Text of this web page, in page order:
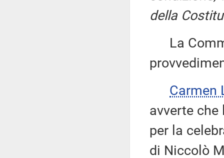
della
La
Carmen
avverte
per la
di Niccolò